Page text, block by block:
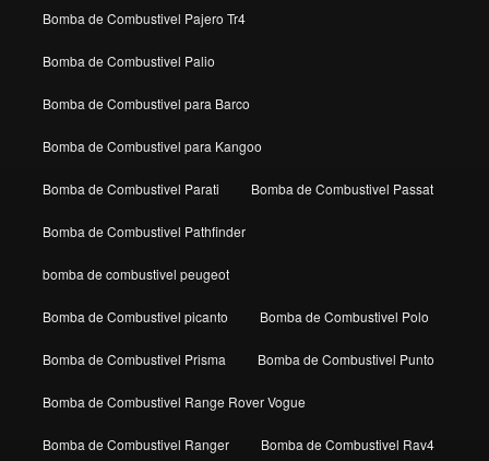
Bomba de Combustivel Pajero Tr4
Bomba de Combustivel Palio
Bomba de Combustivel para Barco
Bomba de Combustivel para Kangoo
Bomba de Combustivel Parati Bomba de Combustivel Passat
Bomba de Combustivel Pathfinder
bomba de combustivel peugeot
Bomba de Combustivel picanto Bomba de Combustivel Polo
Bomba de Combustivel Prisma Bomba de Combustivel Punto
Bomba de Combustivel Range Rover Vogue
Bomba de Combustivel Ranger Bomba de Combustivel Rav4